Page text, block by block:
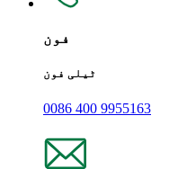
فون
ٹیلی فون
0086 400 9955163